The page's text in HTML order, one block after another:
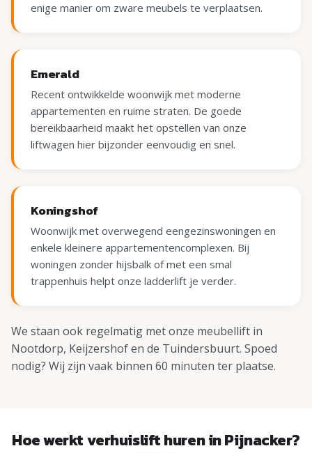
enige manier om zware meubels te verplaatsen.
Emerald
Recent ontwikkelde woonwijk met moderne
appartementen en ruime straten. De goede
bereikbaarheid maakt het opstellen van onze
liftwagen hier bijzonder eenvoudig en snel.
Koningshof
Woonwijk met overwegend eengezinswoningen en
enkele kleinere appartementencomplexen. Bij
woningen zonder hijsbalk of met een smal
trappenhuis helpt onze ladderlift je verder.
We staan ook regelmatig met onze meubellift in
Nootdorp, Keijzershof en de Tuindersbuurt. Spoed
nodig? Wij zijn vaak binnen 60 minuten ter plaatse.
Hoe werkt verhuislift huren in Pijnacker?